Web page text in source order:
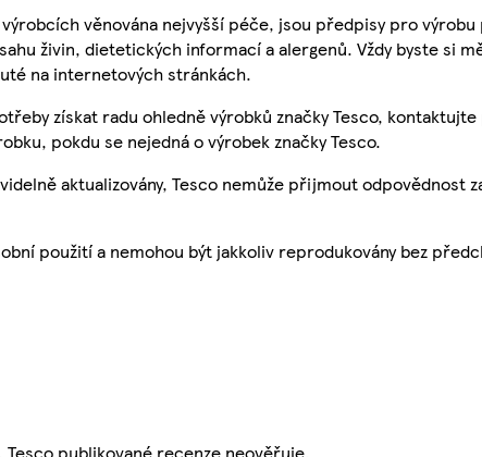
věnována nejvyšší péče, jsou předpisy pro
živin, dietetických informací a alergenů. Vždy byste si
na internetových stránkách.
získat radu ohledně výrobků značky Tesco,
pokdu se nejedná o výrobek značky Tesco.
aktualizovány, Tesco nemůže přijmout odpovědnost
použití a nemohou být jakkoliv reprodukovány bez